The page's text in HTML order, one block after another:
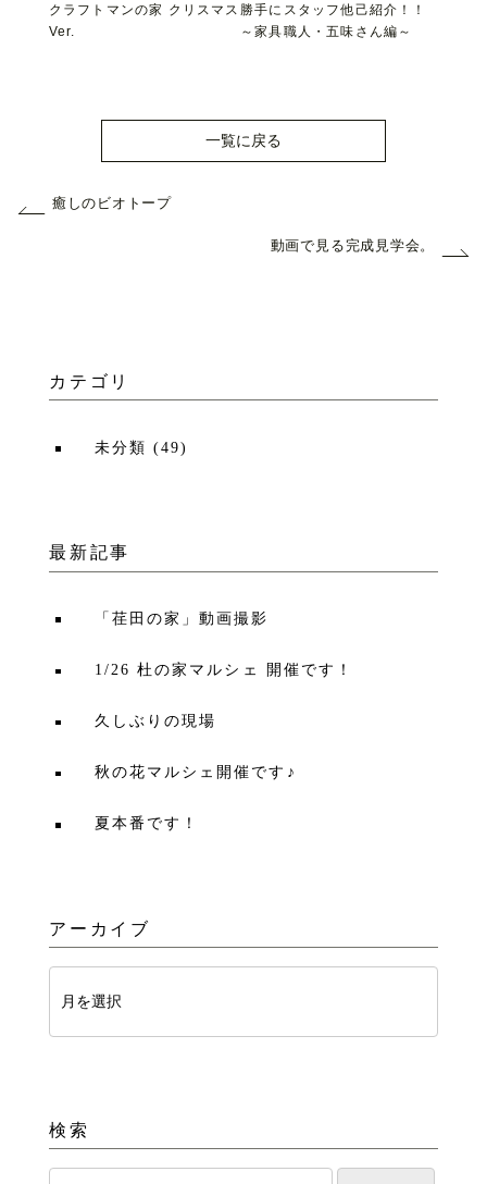
クラフトマンの家 クリスマス
Ver.
勝手にスタッフ他己紹介！！
～家具職人・五味さん編～
一覧に戻る
癒しのビオトープ
動画で見る完成見学会。
カテゴリ
未分類 (49)
最新記事
「荏田の家」動画撮影
1/26 杜の家マルシェ 開催です！
久しぶりの現場
秋の花マルシェ開催です♪
夏本番です！
アーカイブ
検索